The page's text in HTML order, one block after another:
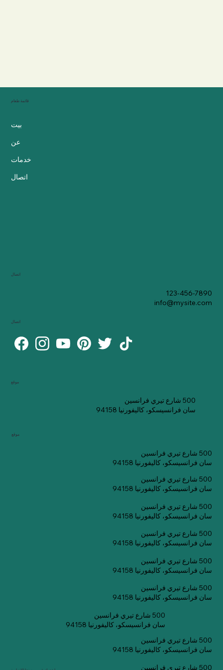
قائمة طعام
بيت
عن
خدمات
اتصال
موقع
500 شارع تيري فرانسين
سان فرانسيسكو، كاليفورنيا 94158
موقع
500 شارع تيري فرانسين
سان فرانسيسكو، كاليفورنيا 94158
500 شارع تيري فرانسين
سان فرانسيسكو، كاليفورنيا 94158
500 شارع تيري فرانسين
سان فرانسيسكو، كاليفورنيا 94158
500 شارع تيري فرانسين
سان فرانسيسكو، كاليفورنيا 94158
500 شارع تيري فرانسين
سان فرانسيسكو، كاليفورنيا 94158
500 شارع تيري فرانسين
سان فرانسيسكو، كاليفورنيا 94158
500 شارع تيري فرانسين
سان فرانسيسكو، كاليفورنيا 94158
500 شارع تيري فرانسين
سان فرانسيسكو، كاليفورنيا 94158
500 شارع تيري فرانسين
اتصال
123-456-7890
info@mysite.com
اتصال